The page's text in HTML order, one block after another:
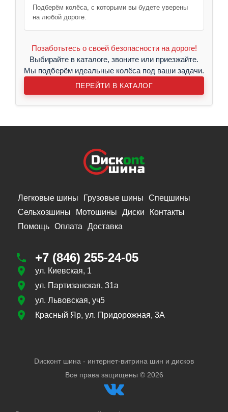
Подберём колёса, с которыми вы будете уверены
на любой дороге.
Позаботьтесь о своей безопасности на дороге!
Выбирайте в каталоге, звоните или приезжайте.
Мы подберём идеальные колёса под ваши задачи.
ПЕРЕЙТИ В КАТАЛОГ
Легковые шины Грузовые шины
Спецшины
Сельхозшины
Мотошины Диски
Контакты
Помощь Оплата Доставка
+7 (846) 255-24-05
ул. Киевская, 1
ул. Партизанская, 31а
ул. Львовская, уч5
Красный Яр, ул. Придорожная, 3А
Dисконт шина - интернет-витрина шин и дисков
Все права защищены © 2026